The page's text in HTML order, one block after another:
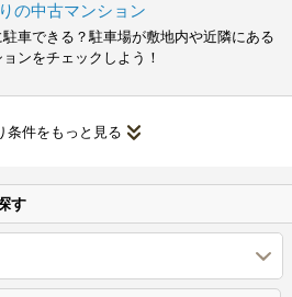
の中古マンション
車できる？駐車場が敷地内や近隣にある
ンをチェックしよう！
条件をもっと見る
す